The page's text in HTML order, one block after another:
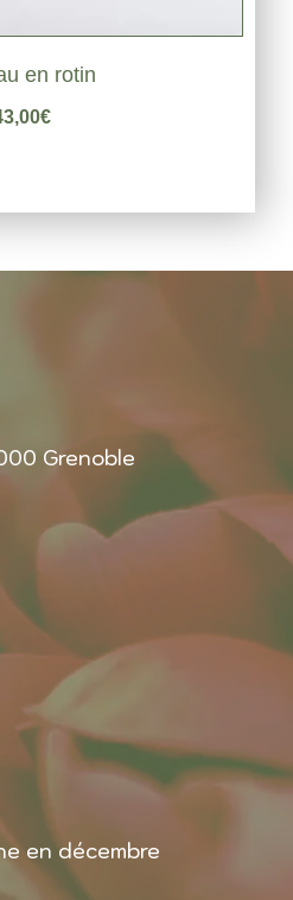
en rotin
€
Grenoble
en décembre